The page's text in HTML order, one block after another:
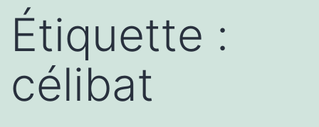
Étiquette :
célibat